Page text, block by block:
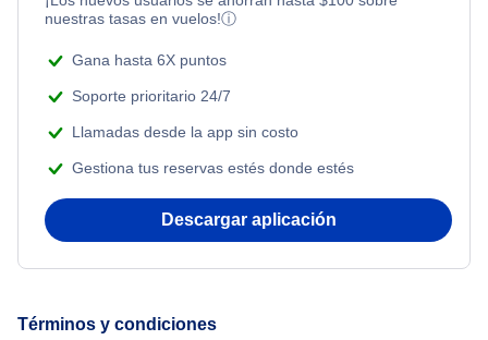
nuestras tasas en vuelos!ⓘ
Gana hasta 6X puntos
Soporte prioritario 24/7
Llamadas desde la app sin costo
Gestiona tus reservas estés donde estés
Descargar aplicación
Términos y condiciones